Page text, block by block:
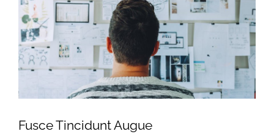
Fusce Tincidunt Augue